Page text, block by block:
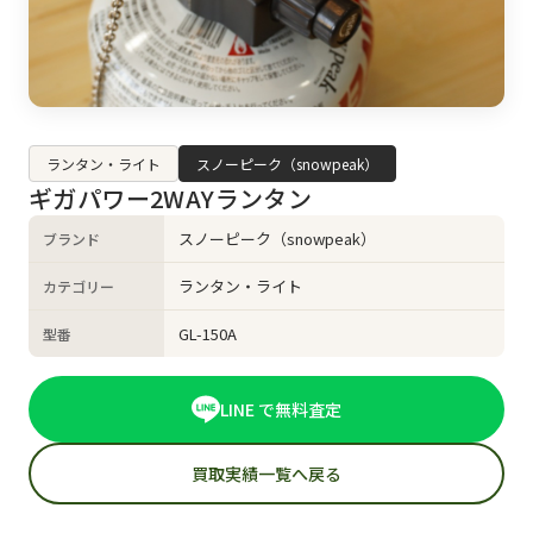
ランタン・ライト スノーピーク（snowpeak）
ギガパワー2WAYランタン
ブランド スノーピーク（snowpeak）
カテゴリー ランタン・ライト
型番 GL-150A
LINE で無料査定
買取実績一覧へ戻る